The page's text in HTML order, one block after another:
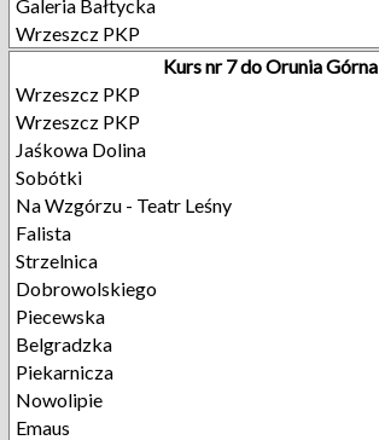
Galeria Bałtycka
Wrzeszcz PKP
Kurs nr 7 do Orunia Górna
Wrzeszcz PKP
Wrzeszcz PKP
Jaśkowa Dolina
Sobótki
Na Wzgórzu - Teatr Leśny
Falista
Strzelnica
Dobrowolskiego
Piecewska
Belgradzka
Piekarnicza
Nowolipie
Emaus